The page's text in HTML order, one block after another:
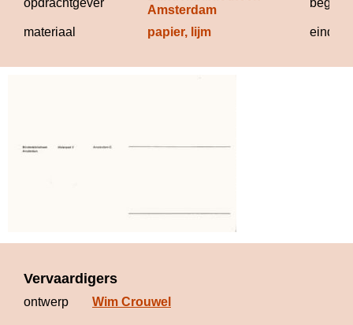
opdrachtgever
Amsterdam
materiaal papier, lijm
Vervaardigers
ontwerp Wim Crouwel